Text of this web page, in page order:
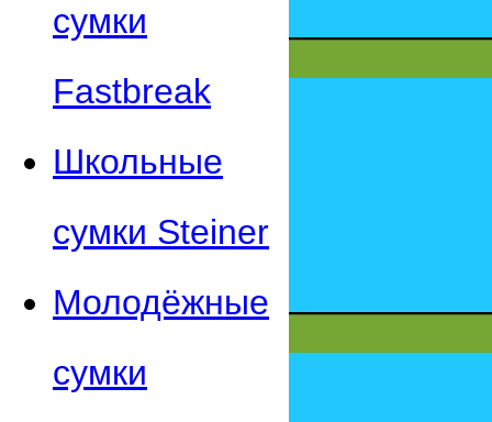
сумки
Fastbreak
Школьные
сумки Steiner
Молодёжные
сумки